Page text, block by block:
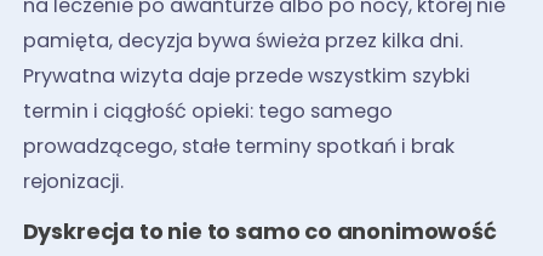
na leczenie po awanturze albo po nocy, której nie
pamięta, decyzja bywa świeża przez kilka dni.
Prywatna wizyta daje przede wszystkim szybki
termin i ciągłość opieki: tego samego
prowadzącego, stałe terminy spotkań i brak
rejonizacji.
Dyskrecja to nie to samo co anonimowość